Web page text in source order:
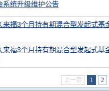
系统升级维护公告
来福3个月持有期混合型发起式
来福3个月持有期混合型发起式
上一页 1 2